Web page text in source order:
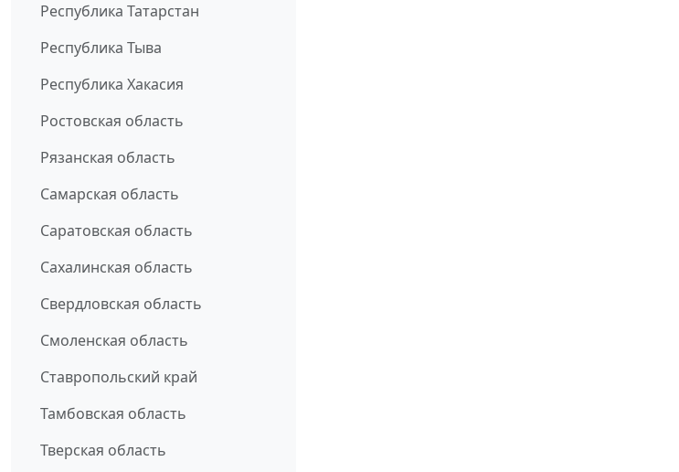
Республика Татарстан
Республика Тыва
Республика Хакасия
Ростовская область
Рязанская область
Самарская область
Саратовская область
Сахалинская область
Свердловская область
Смоленская область
Ставропольский край
Тамбовская область
Тверская область